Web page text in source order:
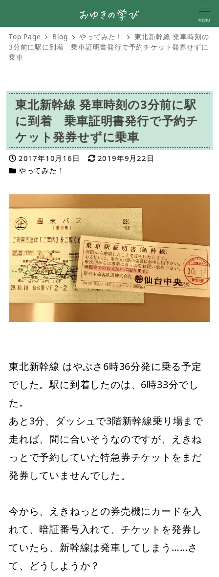
MENU
Top Page Blog やってみた！
東北新幹線 発車時刻の
3分前に駅に到着 乗車証明書発行で予約チケット発券せずに
乗車
東北新幹線 発車時刻の3分前に駅
に到着 乗車証明書発行で予約チ
ケット発券せずに乗車
投稿日
2017年10月16日 更新日
2019年9月22日
カテゴリー
やってみた！
東北新幹線 はやぶさ6時36分発に乗る予定
でした。駅に到着したのは、6時33分でし
た。
あと3分、ダッシュで3階新幹線乗り場まで
走れば、間に合いそうなのですが、えきね
っとで予約していた特急券チケットをまだ
発券していませんでした。
今から、えきねっとの券売機にカードを入
れて、暗証番号入れて、チケットを発券し
ていたら、新幹線は発車してしまう……さ
て、どうしようか？